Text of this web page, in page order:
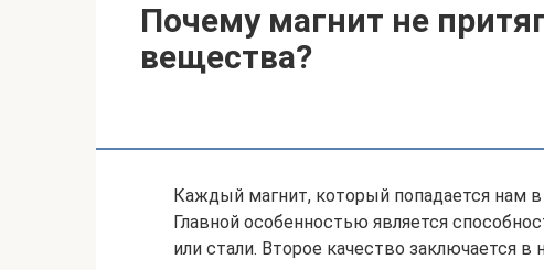
Почему магнит не
вещества?
Каждый магнит, который попадается нам
Главной особенностью является
или стали. Второе качество заключается в